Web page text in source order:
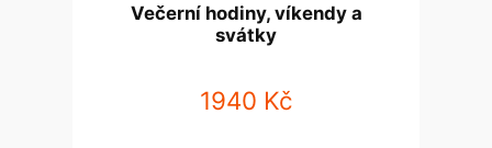
Večerní hodiny, víkendy a
svátky
1940 Kč